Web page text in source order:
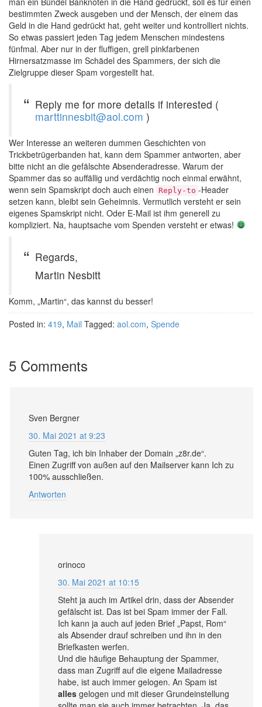
bestimmten Zweck ausgeben und der Mensch, der einem das
Geld in die Hand gedrückt hat, geht weiter und kontrolliert nichts.
So etwas passiert jeden Tag jedem Menschen mindestens
fünfmal. Aber nur in der fluffigen, grell pinkfarbenen
Hirnersatzmasse im Schädel des Spammers, der sich die
Zielgruppe dieser Spam vorgestellt hat.
Reply me for more details if interested (
marttinnesbit@aol.com )
Wer Interesse an weiteren dummen Geschichten von
Trickbetrügerbanden hat, kann dem Spammer antworten, aber
bitte nicht an die gefälschte Absenderadresse. Warum der
Spammer das so auffällig und verdächtig noch einmal erwähnt,
wenn sein Spamskript doch auch einen
Reply-to -Header
setzen kann, bleibt sein Geheimnis. Vermutlich versteht er sein
eigenes Spamskript nicht. Oder E-Mail ist ihm generell zu
kompliziert. Na, hauptsache vom Spenden versteht er etwas!
Regards,
Martin Nesbitt
Komm, „Martin“, das kannst du besser!
Posted in: 419, Mail Tagged: aol.com, Spende
5 Comments
Sven Bergner
30. Mai 2021 at 9:23
Guten Tag, ich bin Inhaber der Domain „z8r.de“.
Einen Zugriff von außen auf den Mailserver kann Ich zu
100% ausschließen.
Antworten
orinoco
30. Mai 2021 at 10:15
Steht ja auch im Artikel drin, dass der Absender
gefälscht ist. Das ist bei Spam immer der Fall.
Ich kann ja auch auf jeden Brief „Papst, Rom“
als Absender drauf schreiben und ihn in den
Briefkasten werfen.
Und die häufige Behauptung der Spammer,
dass man Zugriff auf die eigene Mailadresse
habe, ist auch immer gelogen. An Spam ist
alles gelogen und mit dieser Grundeinstellung